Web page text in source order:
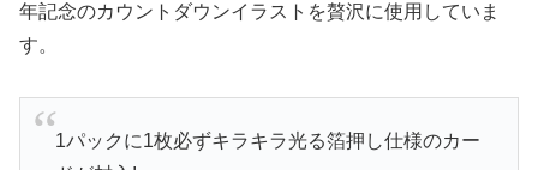
年記念のカウントダウンイラストを贅沢に使用していま
す。
1パックに1枚必ずキラキラ光る箔押し仕様のカー